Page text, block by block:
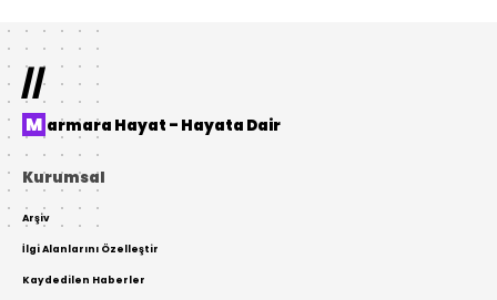
//
Marmara Hayat – Hayata Dair
Kurumsal
Arşiv
İlgi Alanlarını Özelleştir
Kaydedilen Haberler